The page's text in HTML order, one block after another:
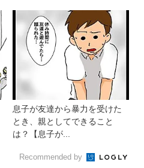
息子が友達から暴力を受けた
とき、親としてできること
は？【息子が...
Recommended by